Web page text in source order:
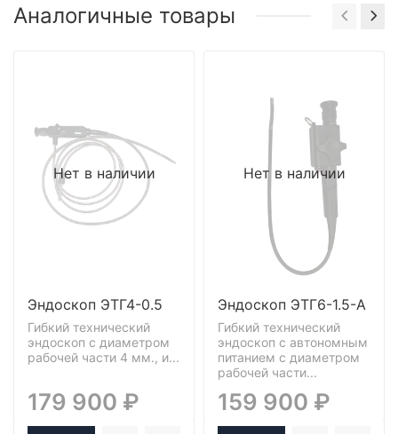
Аналогичные товары
Нет в наличии
Эндоскоп ЭТГ4-0.5
Гибкий технический
эндоскоп c диаметром
рабочей части 4 мм., и...
179 900 ₽
Нет в наличии
Эндоскоп ЭТГ6-1.5-А
Гибкий технический
эндоскоп c автономным
питанием c диаметром
рабочей части...
159 900 ₽